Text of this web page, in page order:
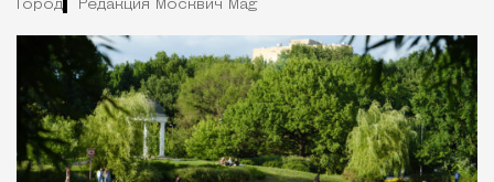
Город Редакция Москвич Mag